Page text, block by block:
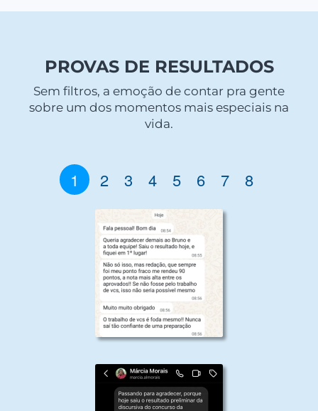
PROVAS DE RESULTADOS
Sem filtros, a emoção de contar pra gente
sobre um dos momentos mais especiais na
vida.
1 2 3 4 5 6 7 8